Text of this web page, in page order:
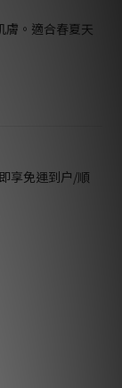
膚。適合春夏天
享免運到户/順